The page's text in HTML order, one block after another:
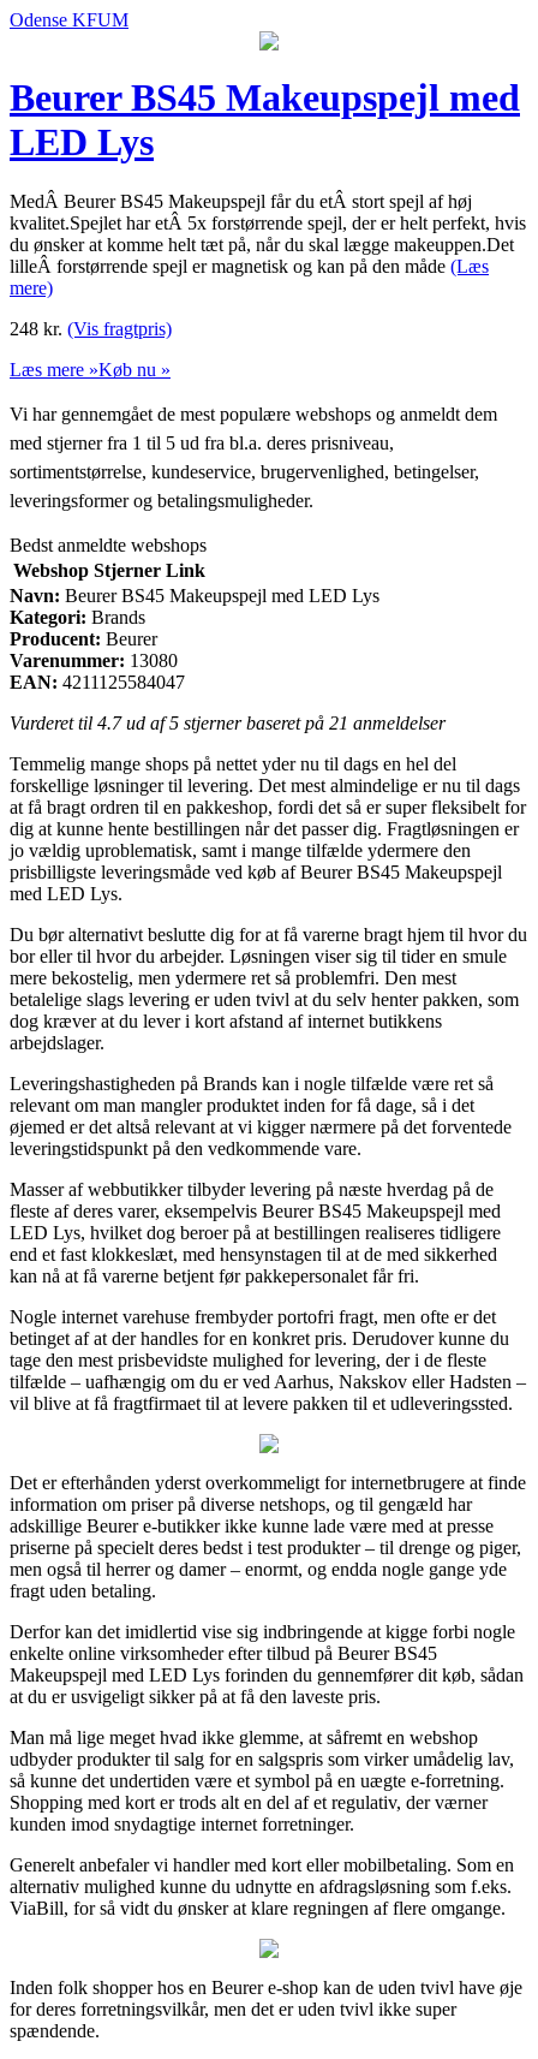
Odense KFUM
Beurer BS45 Makeupspejl med
LED Lys
MedÂ Beurer BS45 Makeupspejl får du etÂ stort spejl af høj
kvalitet.Spejlet har etÂ 5x forstørrende spejl, der er helt perfekt, hvis
du ønsker at komme helt tæt på, når du skal lægge makeuppen.Det
lilleÂ forstørrende spejl er magnetisk og kan på den måde (Læs
mere)
248 kr. (Vis fragtpris)
Læs mere »Køb nu »
Vi har gennemgået de mest populære webshops og anmeldt dem
med stjerner fra 1 til 5 ud fra bl.a. deres prisniveau,
sortimentstørrelse, kundeservice, brugervenlighed, betingelser,
leveringsformer og betalingsmuligheder.
Bedst anmeldte webshops
Webshop Stjerner Link
Navn: Beurer BS45 Makeupspejl med LED Lys
Kategori: Brands
Producent: Beurer
Varenummer: 13080
EAN: 4211125584047
Vurderet til 4.7ud af 5 stjerner baseret på 21 anmeldelser
Temmelig mange shops på nettet yder nu til dags en hel del
forskellige løsninger til levering. Det mest almindelige er nu til dags
at få bragt ordren til en pakkeshop, fordi det så er super fleksibelt for
dig at kunne hente bestillingen når det passer dig. Fragtløsningen er
jo vældig uproblematisk, samt i mange tilfælde ydermere den
prisbilligste leveringsmåde ved køb af Beurer BS45 Makeupspejl
med LED Lys.
Du bør alternativt beslutte dig for at få varerne bragt hjem til hvor du
bor eller til hvor du arbejder. Løsningen viser sig til tider en smule
mere bekostelig, men ydermere ret så problemfri. Den mest
betalelige slags levering er uden tvivl at du selv henter pakken, som
dog kræver at du lever i kort afstand af internet butikkens
arbejdslager.
Leveringshastigheden på Brands kan i nogle tilfælde være ret så
relevant om man mangler produktet inden for få dage, så i det
øjemed er det altså relevant at vi kigger nærmere på det forventede
leveringstidspunkt på den vedkommende vare.
Masser af webbutikker tilbyder levering på næste hverdag på de
fleste af deres varer, eksempelvis Beurer BS45 Makeupspejl med
LED Lys, hvilket dog beroer på at bestillingen realiseres tidligere
end et fast klokkeslæt, med hensynstagen til at de med sikkerhed
kan nå at få varerne betjent før pakkepersonalet får fri.
Nogle internet varehuse frembyder portofri fragt, men ofte er det
betinget af at der handles for en konkret pris. Derudover kunne du
tage den mest prisbevidste mulighed for levering, der i de fleste
tilfælde – uafhængig om du er ved Aarhus, Nakskov eller Hadsten –
vil blive at få fragtfirmaet til at levere pakken til et udleveringssted.
Det er efterhånden yderst overkommeligt for internetbrugere at finde
information om priser på diverse netshops, og til gengæld har
adskillige Beurer e-butikker ikke kunne lade være med at presse
priserne på specielt deres bedst i test produkter – til drenge og piger,
men også til herrer og damer – enormt, og endda nogle gange yde
fragt uden betaling.
Derfor kan det imidlertid vise sig indbringende at kigge forbi nogle
enkelte online virksomheder efter tilbud på Beurer BS45
Makeupspejl med LED Lys forinden du gennemfører dit køb, sådan
at du er usvigeligt sikker på at få den laveste pris.
Man må lige meget hvad ikke glemme, at såfremt en webshop
udbyder produkter til salg for en salgspris som virker umådelig lav,
så kunne det undertiden være et symbol på en uægte e-forretning.
Shopping med kort er trods alt en del af et regulativ, der værner
kunden imod snydagtige internet forretninger.
Generelt anbefaler vi handler med kort eller mobilbetaling. Som en
alternativ mulighed kunne du udnytte en afdragsløsning som f.eks.
ViaBill, for så vidt du ønsker at klare regningen af flere omgange.
Inden folk shopper hos en Beurer e-shop kan de uden tvivl have øje
for deres forretningsvilkår, men det er uden tvivl ikke super
spændende.